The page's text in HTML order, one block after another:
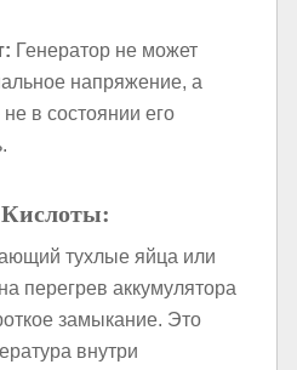
Генератор не может
напряжение, а
в состоянии его
тухлые яйца или
перегрев аккумулятора
замыкание. Это
внутри